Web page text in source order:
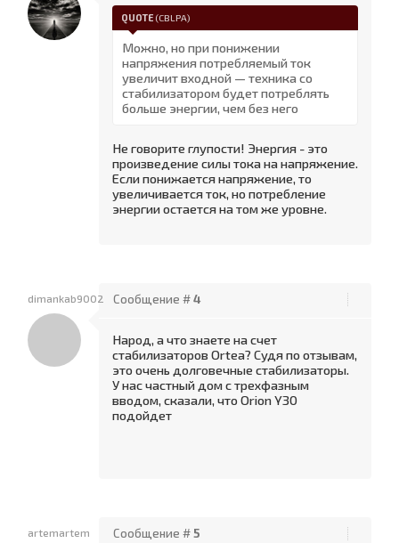
QUOTE (CBLPA)
Можно, но при понижении
напряжения потребляемый ток
увеличит входной — техника со
стабилизатором будет потреблять
больше энергии, чем без него
Не говорите глупости! Энергия - это
произведение силы тока на напряжение.
Если понижается напряжение, то
увеличивается ток, но потребление
энергии остается на том же уровне.
dimankab9002 Сообщение #4
Народ, а что знаете на счет
стабилизаторов Ortea? Судя по отзывам,
это очень долговечные стабилизаторы.
У нас частный дом с трехфазным
вводом, сказали, что Orion Y30
подойдет
artemartem Сообщение #5